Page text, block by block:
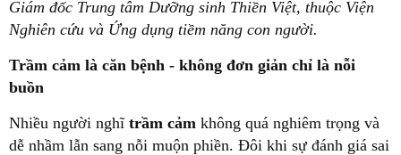
Giám đốc Trung tâm Dưỡng sinh Thiền Việt, thuộc Viện
Nghiên cứu và Ứng dụng tiềm năng con người.
Trầm cảm là căn bệnh - không đơn giản chỉ là nỗi
buồn
Nhiều người nghĩ trầm cảm không quá nghiêm trọng và
dễ nhầm lẫn sang nỗi muộn phiền. Đôi khi sự đánh giá sai